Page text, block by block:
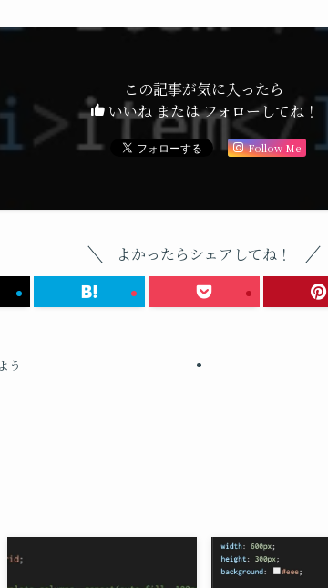
この記事が気に入ったら
いいね または フォローしてね！
Follow Me
よかったらシェアしてね！
う